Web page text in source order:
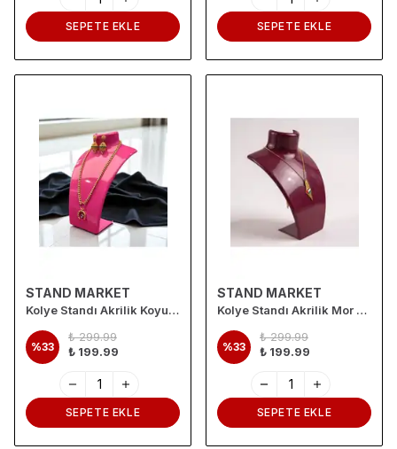
SEPETE EKLE SEPETE EKLE
STAND MARKET
Kolye Standı Akrilik Koyu Pembe 14x21 cm
%33
₺ 299.99
₺ 199.99
SEPETE EKLE
STAND MARKET
Kolye Standı Akrilik Mor 14x21 cm
%33
₺ 299.99
₺ 199.99
SEPETE EKLE